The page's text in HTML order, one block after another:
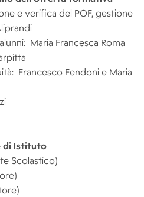
e verifica del POF, gestione
Maria Francesca Roma
Francesco Fendoni e Maria
di Istituto
Scolastico)